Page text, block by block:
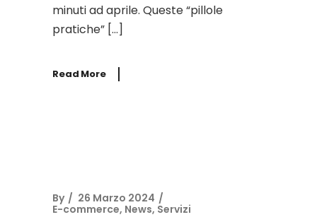
minuti ad aprile. Queste “pillole
pratiche” […]
Read More
By
26 Marzo 2024
E-commerce, News, Servizi